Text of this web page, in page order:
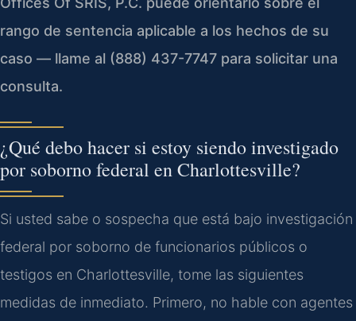
rango de sentencia aplicable a los hechos de su
caso — llame al (888) 437-7747 para solicitar una
consulta.
¿Qué debo hacer si estoy siendo investigado
por soborno federal en Charlottesville?
Si usted sabe o sospecha que está bajo investigación
federal por soborno de funcionarios públicos o
testigos en Charlottesville, tome las siguientes
medidas de inmediato. Primero, no hable con agentes